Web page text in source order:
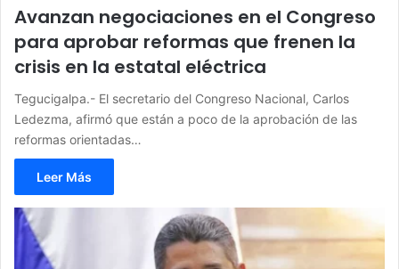
Avanzan negociaciones en el Congreso
para aprobar reformas que frenen la
crisis en la estatal eléctrica
Tegucigalpa.- El secretario del Congreso Nacional, Carlos
Ledezma, afirmó que están a poco de la aprobación de las
reformas orientadas…
Leer Más